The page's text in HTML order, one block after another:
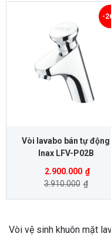
Vòi lavabo bán tự động
Inax LFV-P02B
2.900.000 ₫
3.910.000 ₫
-
Vòi vệ sinh khuôn mặt